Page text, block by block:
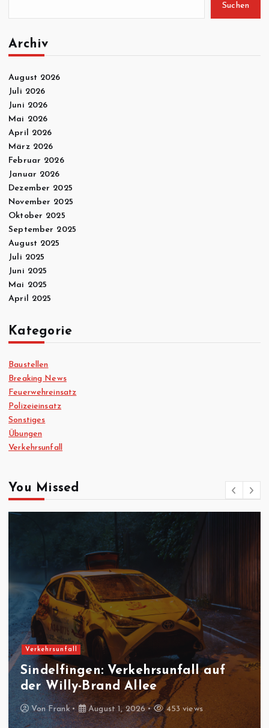
Suchen
Archiv
August 2026
Juli 2026
Juni 2026
Mai 2026
April 2026
März 2026
Februar 2026
Januar 2026
Dezember 2025
November 2025
Oktober 2025
September 2025
August 2025
Juli 2025
Juni 2025
Mai 2025
April 2025
Kategorie
Baustellen
Breaking News
Feuerwehreinsatz
Polizeieinsatz
Sonstiges
Übungen
Verkehrsunfall
You Missed
Feuerwehreinsatz
Gäufelden-Nebringen:
Fräsmaschine brennt in
Produktionshalle
VonFrank August 1, 2026 434 views